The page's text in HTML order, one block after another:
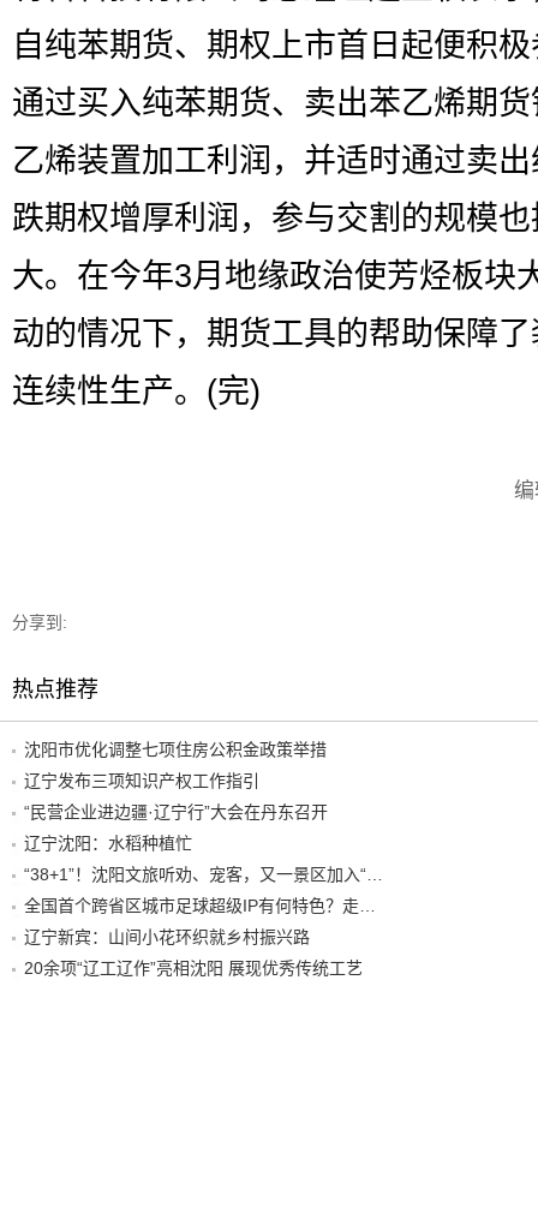
自纯苯期货、期权上市首日起便积
通过买入纯苯期货、卖出苯乙烯期
乙烯装置加工利润，并适时通过卖
跌期权增厚利润，参与交割的规模
大。在今年3月地缘政治使芳烃板块
动的情况下，期货工具的帮助保障
连续性生产。(完)
分享到:
热点推荐
沈阳市优化调整七项住房公积金政策举措
辽宁发布三项知识产权工作指引
“民营企业进边疆·辽宁行”大会在丹东召开
辽宁沈阳：水稻种植忙
辽宁新宾：山间小花环织就乡村振兴路
20余项“辽工辽作”亮相沈阳 展现优秀传统工艺